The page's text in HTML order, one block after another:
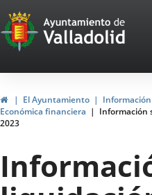
Portal
Web
del
de
Valladolid
HomeEl Ayuntamiento
Económica financiera
Información
2023